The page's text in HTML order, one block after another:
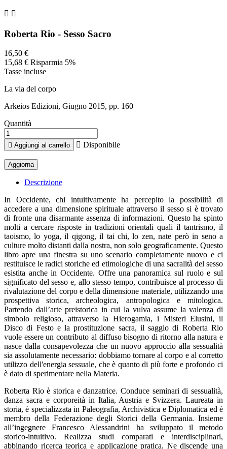
 
Roberta Rio - Sesso Sacro
16,50 €
15,68 € Risparmia 5%
Tasse incluse
La via del corpo
Arkeios Edizioni, Giugno 2015, pp. 160
Quantità
 Aggiungi al carrello  Disponibile
Descrizione
In Occidente, chi intuitivamente ha percepito la possibilità di
accedere a una dimensione spirituale attraverso il sesso si è trovato
di fronte una disarmante assenza di informazioni. Questo ha spinto
molti a cercare risposte in tradizioni orientali quali il tantrismo, il
taoismo, lo yoga, il qigong, il tai chi, lo zen, nate però in seno a
culture molto distanti dalla nostra, non solo geograficamente. Questo
libro apre una finestra su uno scenario completamente nuovo e ci
restituisce le radici storiche ed etimologiche di una sacralità del sesso
esistita anche in Occidente. Offre una panoramica sul ruolo e sul
significato del sesso e, allo stesso tempo, contribuisce al processo di
rivalutazione del corpo e della dimensione materiale, utilizzando una
prospettiva storica, archeologica, antropologica e mitologica.
Partendo dall’arte preistorica in cui la vulva assume la valenza di
simbolo religioso, attraverso la Hierogamia, i Misteri Elusini, il
Disco di Festo e la prostituzione sacra, il saggio di Roberta Rio
vuole essere un contributo al diffuso bisogno di ritorno alla natura e
nasce dalla consapevolezza che un nuovo approccio alla sessualità
sia assolutamente necessario: dobbiamo tornare al corpo e al corretto
utilizzo dell'energia sessuale, che è quanto di più forte e profondo ci
è dato di sperimentare nella Materia.
Roberta Rio è storica e danzatrice. Conduce seminari di sessualità,
danza sacra e corporeità in Italia, Austria e Svizzera. Laureata in
storia, è specializzata in Paleografia, Archivistica e Diplomatica ed è
membro della Federazione degli Storici della Germania. Insieme
all’ingegnere Francesco Alessandrini ha sviluppato il metodo
storico-intuitivo. Realizza studi comparati e interdisciplinari,
abbinando ricerca teorica e applicazione pratica. Ne discende una